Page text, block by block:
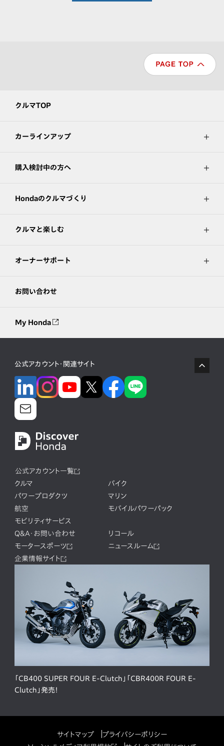
クルマTOP
カーラインアップ
購入検討中の方へ
Hondaのクルマづくり
クルマと楽しむ
オーナーサポート
お問い合わせ
My Honda
公式アカウント・関連サイト
公式アカウント一覧
クルマ
バイク
パワープロダクツ
マリン
航空
モバイルパワーパック
モビリティサービス
Q&A・お問い合わせ
リコール
モータースポーツ
ニュースルーム
企業情報サイト
「CB400 SUPER FOUR E-Clutch」「CBR400R FOUR E-
Clutch」発売！
サイトマップ
プライバシーポリシー